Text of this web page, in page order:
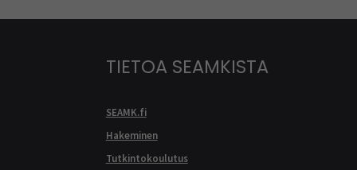
TIETOA SEAMKISTA
SEAMK.fi
Hakeminen
Tutkintokoulutus